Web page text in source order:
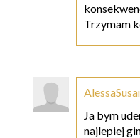
Trzymam
Ja bym
najlepiej